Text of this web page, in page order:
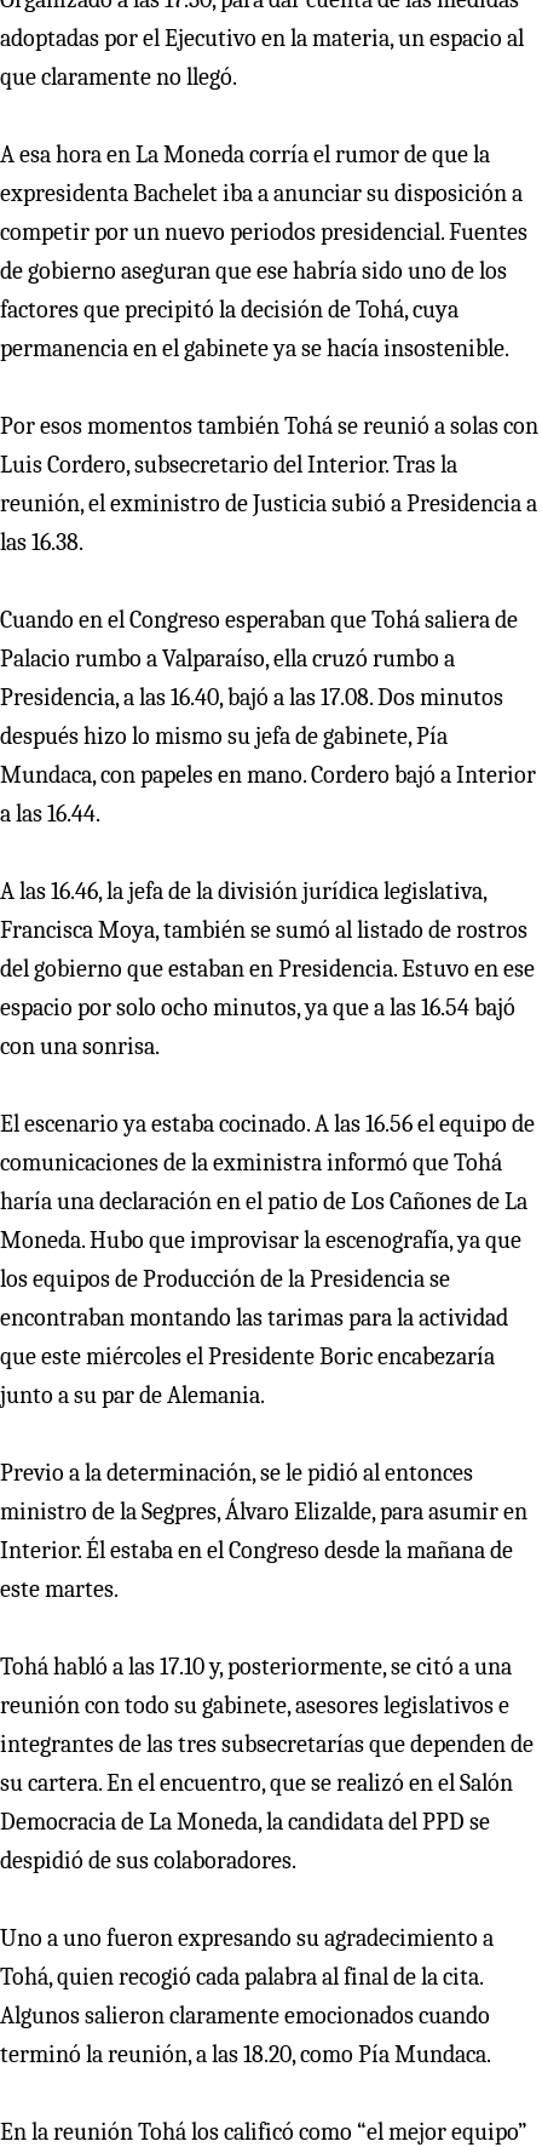
adoptadas por el Ejecutivo en la materia, un espacio al
que claramente no llegó.
A esa hora en La Moneda corría el rumor de que la
expresidenta Bachelet iba a anunciar su disposición a
competir por un nuevo periodos presidencial. Fuentes
de gobierno aseguran que ese habría sido uno de los
factores que precipitó la decisión de Tohá, cuya
permanencia en el gabinete ya se hacía insostenible.
Por esos momentos también Tohá se reunió a solas con
Luis Cordero, subsecretario del Interior. Tras la
reunión, el exministro de Justicia subió a Presidencia a
las 16.38.
Cuando en el Congreso esperaban que Tohá saliera de
Palacio rumbo a Valparaíso, ella cruzó rumbo a
Presidencia, a las 16.40, bajó a las 17.08. Dos minutos
después hizo lo mismo su jefa de gabinete, Pía
Mundaca, con papeles en mano. Cordero bajó a Interior
a las 16.44.
A las 16.46, la jefa de la división jurídica legislativa,
Francisca Moya, también se sumó al listado de rostros
del gobierno que estaban en Presidencia. Estuvo en ese
espacio por solo ocho minutos, ya que a las 16.54 bajó
con una sonrisa.
El escenario ya estaba cocinado. A las 16.56 el equipo de
comunicaciones de la exministra informó que Tohá
haría una declaración en el patio de Los Cañones de La
Moneda. Hubo que improvisar la escenografía, ya que
los equipos de Producción de la Presidencia se
encontraban montando las tarimas para la actividad
que este miércoles el Presidente Boric encabezaría
junto a su par de Alemania.
Previo a la determinación, se le pidió al entonces
ministro de la Segpres, Álvaro Elizalde, para asumir en
Interior. Él estaba en el Congreso desde la mañana de
este martes.
Tohá habló a las 17.10 y, posteriormente, se citó a una
reunión con todo su gabinete, asesores legislativos e
integrantes de las tres subsecretarías que dependen de
su cartera. En el encuentro, que se realizó en el Salón
Democracia de La Moneda, la candidata del PPD se
despidió de sus colaboradores.
Uno a uno fueron expresando su agradecimiento a
Tohá, quien recogió cada palabra al final de la cita.
Algunos salieron claramente emocionados cuando
terminó la reunión, a las 18.20, como Pía Mundaca.
En la reunión Tohá los calificó como “el mejor equipo”